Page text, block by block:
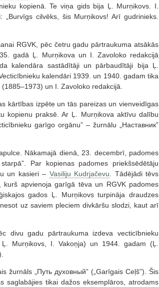
kopienā. Te viņa gids bija Ļ. Murņikovs. I.
cilvēks, šis Murņikovs! Arī gudrinieks.
RGVK, pēc četru gadu pārtraukuma atsākās
gadā Ļ. Murņikova un I. Zavoloko redakcijā
kalendāra sastādītāji un pārbaudītāji bija Ļ.
Vecticībnieku kalendāri 1939. un 1940. gadam tika
un I. Zavoloko redakcijā.
kārtības izpēte un tās pareizas un vienveidīgas
kopienu praksē. Ar Ļ. Murņikova aktīvu dalību
garīgo orgānu” – žurnālu „Наставник”
Nākamajā dienā, 23. decembrī, padomes
Par kopienas padomes priekšsēdētāju
un kasieri – Vasiliju Kudrjačevu . Tādējādi tēvs
apvienoja garīgā tēva un RGVK padomes
gados Ļ. Murņikovs turpināja draudzes
uz saviem pleciem divkāršu slodzi, kaut arī
divu gadu pārtraukuma izdeva vecticībnieku
Murņikovs, I. Vakoņja) un 1944. gadam (Ļ.
žurnāls „Путь духовный” („Garīgais Ceļš”). Šis
saglabājies tikai dažos eksemplāros, atrodams